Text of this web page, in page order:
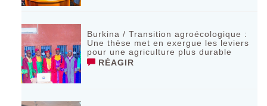
Burkina / Transition agroécologique :
Une thèse met en exergue les leviers
pour une agriculture plus durable
RÉAGIR